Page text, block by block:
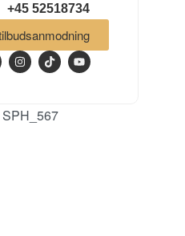
+45 52518734
SPH_567